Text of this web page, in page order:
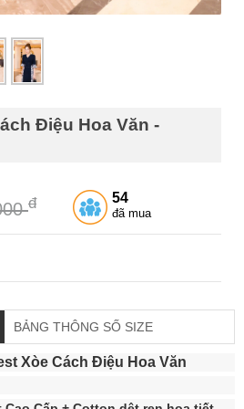
Điệu Hoa Văn -
đ 54
đã mua
BẢNG THÔNG SỐ SIZE
Xòe Cách Điệu Hoa Văn